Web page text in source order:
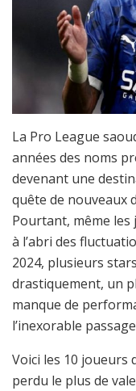
La Pro League
années des noms
devenant une
quête de nouveaux
Pourtant, même les
à l’abri des
2024, plusieurs
drastiquement, un
manque de
l’inexorable
Voici les 10 joueurs
perdu le plus de